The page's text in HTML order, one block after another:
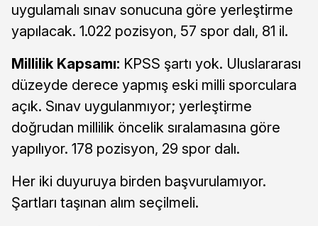
uygulamalı sınav sonucuna göre yerleştirme
yapılacak. 1.022 pozisyon, 57 spor dalı, 81 il.
Millilik Kapsamı: KPSS şartı yok. Uluslararası
düzeyde derece yapmış eski milli sporculara
açık. Sınav uygulanmıyor; yerleştirme
doğrudan millilik öncelik sıralamasına göre
yapılıyor. 178 pozisyon, 29 spor dalı.
Her iki duyuruya birden başvurulamıyor.
Şartları taşınan alım seçilmeli.